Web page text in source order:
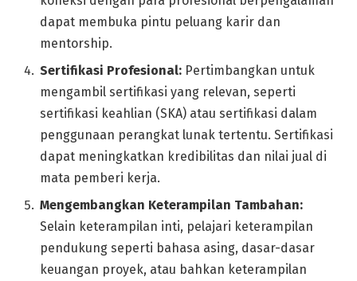
dapat membuka pintu peluang karir dan
mentorship.
Sertifikasi Profesional: Pertimbangkan untuk
mengambil sertifikasi yang relevan, seperti
sertifikasi keahlian (SKA) atau sertifikasi dalam
penggunaan perangkat lunak tertentu. Sertifikasi
dapat meningkatkan kredibilitas dan nilai jual di
mata pemberi kerja.
Mengembangkan Keterampilan Tambahan:
Selain keterampilan inti, pelajari keterampilan
pendukung seperti bahasa asing, dasar-dasar
keuangan proyek, atau bahkan keterampilan